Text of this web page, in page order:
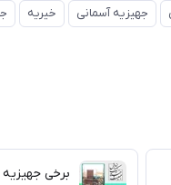
جهیزیه آسمانی خیریه
برخی